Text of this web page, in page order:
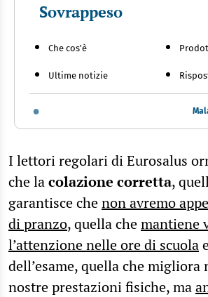
Sovrappeso
Che cos'è
Ultime notizie
I lettori regolari di Eurosalus
che lacolazione corretta,
garantisce chenon avremo
di pranzo, quella chemantiene
l’attenzione nelle ore di scuola
dell’esame, quella che migliora
nostre prestazioni fisiche, ma